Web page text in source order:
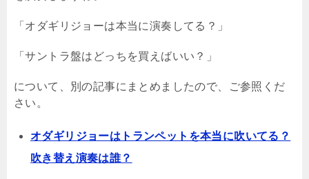
「オダギリジョーは本当に演奏してる？」
「サントラ盤はどっちを買えばいい？」
について、別の記事にまとめましたので、ご参照くだ
さい。
オダギリジョーはトランペットを本当に吹いてる？
吹き替え演奏は誰？